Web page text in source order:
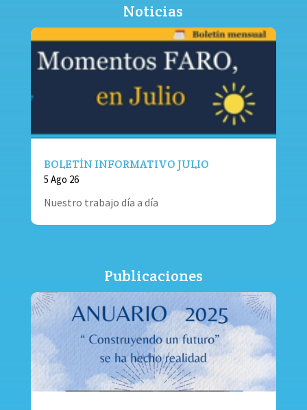
Noticias
BOLETÍN INFORMATIVO JULIO
5 Ago 26
Nuestro trabajo día a día
Publicaciones